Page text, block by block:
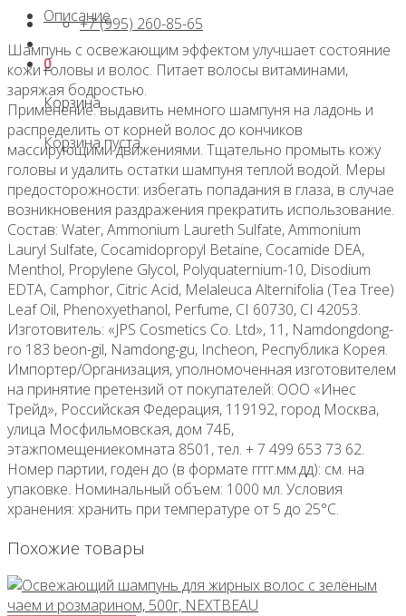
+7 (995) 260-85-65
0
Корзина
Корзина пуста.
Описание
Шампунь с освежающим эффектом улучшает состояние
кожи головы и волос. Питает волосы витаминами,
заряжая бодростью.
Применение: выдавить немного шампуня на ладонь и
распределить от корней волос до кончиков
массирующими движениями. Тщательно промыть кожу
головы и удалить остатки шампуня теплой водой. Меры
предосторожности: избегать попадания в глаза, в случае
возникновения раздражения прекратить использование.
Состав: Water, Ammonium Laureth Sulfate, Ammonium
Lauryl Sulfate, Cocamidopropyl Betaine, Cocamide DEA,
Menthol, Propylene Glycol, Polyquaternium-10, Disodium
EDTA, Camphor, Citric Acid, Melaleuca Alternifolia (Tea Tree)
Leaf Oil, Phenoxyethanol, Perfume, CI 60730, CI 42053.
Изготовитель: «JPS Cosmetics Co. Ltd», 11, Namdongdong-
ro 183 beon-gil, Namdong-gu, Incheon, Республика Корея.
Импортер/Организация, уполномоченная изготовителем
на принятие претензий от покупателей: ООО «Инес
Трейд», Российская Федерация, 119192, город Москва,
улица Мосфильмовская, дом 74Б,
этажпомещениекомната 8501, тел. + 7 499 653 73 62.
Номер партии, годен до (в формате гггг.мм.дд): см. на
упаковке. Номинальный объем: 1000 мл. Условия
хранения: хранить при температуре от 5 до 25°С.
Похожие товары